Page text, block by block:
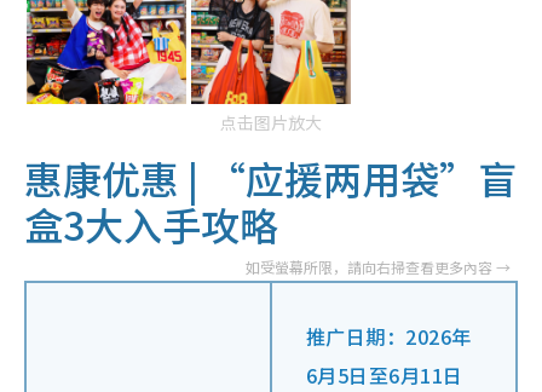
点击图片放大
惠康优惠 | “应援两用袋”盲
盒3大入手攻略
推广日期：2026年
6月5日至6月11日